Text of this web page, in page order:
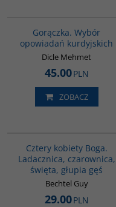
Gorączka. Wybór
opowiadań kurdyjskich
Dicle Mehmet
45.00PLN
ZOBACZ
Cztery kobiety Boga.
Ladacznica, czarownica,
święta, głupia gęś
Bechtel Guy
29.00PLN